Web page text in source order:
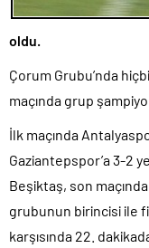
oldu.
Çorum Grubu’nda
maçında grup
İlk maçında
Gaziantepspor’a 3-2
Beşiktaş, son
grubunun birincisi ile
karşısında 22.